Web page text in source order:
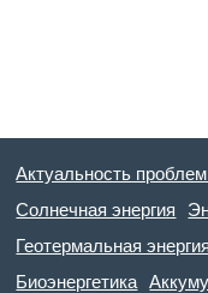
Актуальность
Солнечная энергия
Геотермальная энергия
Биоэнергетика